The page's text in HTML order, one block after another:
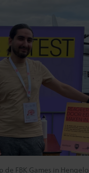
FBK Games in Hengelo.